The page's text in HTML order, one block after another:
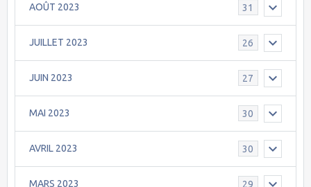
AOÛT 2023 31
JUILLET 2023 26
JUIN 2023 27
MAI 2023 30
AVRIL 2023 30
MARS 2023 29